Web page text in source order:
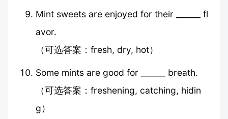
Mint sweets are enjoyed for their ______ fl
avor.
（可选答案：fresh, dry, hot）
Some mints are good for ______ breath.
（可选答案：freshening, catching, hidin
g）